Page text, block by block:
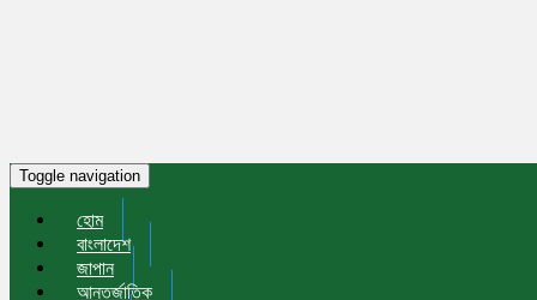
Toggle navigation
হোম
বাংলাদেশ
জাপান
আন্তর্জাতিক